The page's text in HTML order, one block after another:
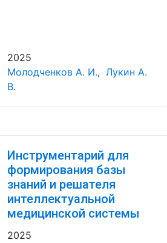
2025
Молодченков А. И., Лукин А.
В.
Инструментарий для
формирования базы
знаний и решателя
интеллектуальной
медицинской системы
2025